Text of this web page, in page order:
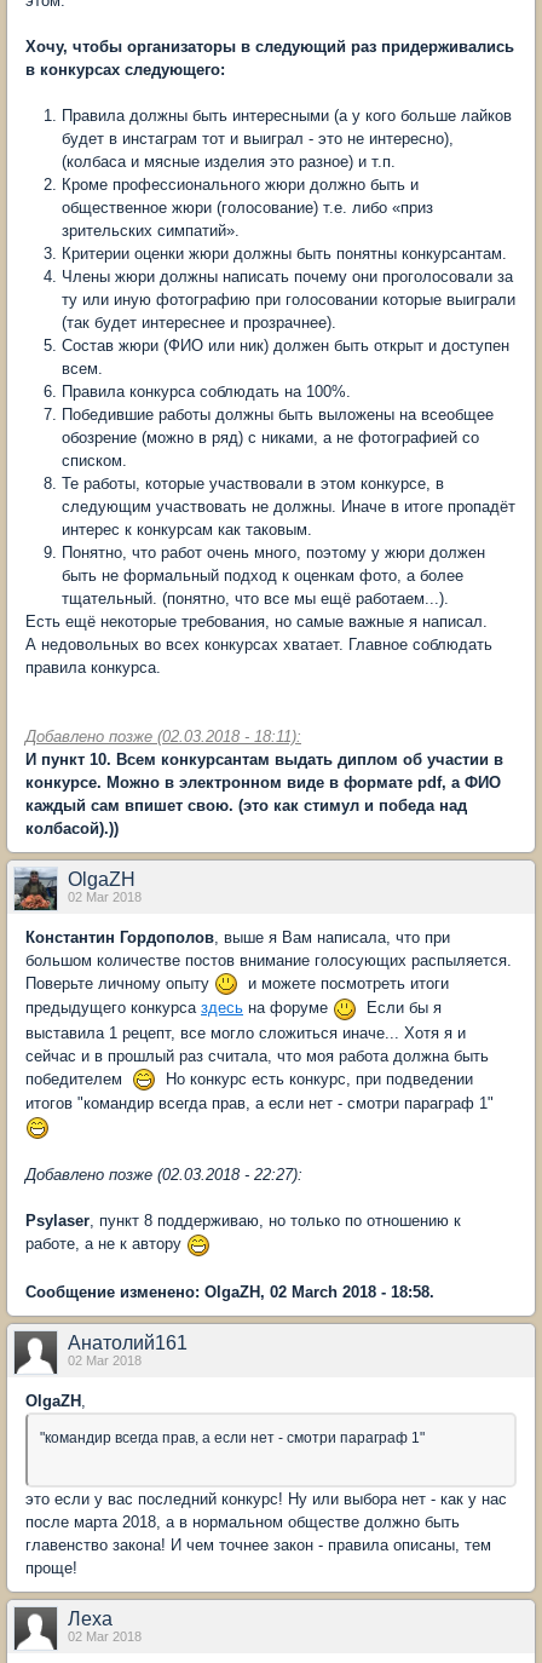
Хочу, чтобы организаторы в следующий раз придерживались
в конкурсах следующего:
Правила должны быть интересными (а у кого больше лайков
будет в инстаграм тот и выиграл - это не интересно),
(колбаса и мясные изделия это разное) и т.п.
Кроме профессионального жюри должно быть и
общественное жюри (голосование) т.е. либо «приз
зрительских симпатий».
Критерии оценки жюри должны быть понятны конкурсантам.
Члены жюри должны написать почему они проголосовали за
ту или иную фотографию при голосовании которые выиграли
(так будет интереснее и прозрачнее).
Состав жюри (ФИО или ник) должен быть открыт и доступен
всем.
Правила конкурса соблюдать на 100%.
Победившие работы должны быть выложены на всеобщее
обозрение (можно в ряд) с никами, а не фотографией со
списком.
Те работы, которые участвовали в этом конкурсе, в
следующим участвовать не должны. Иначе в итоге пропадёт
интерес к конкурсам как таковым.
Понятно, что работ очень много, поэтому у жюри должен
быть не формальный подход к оценкам фото, а более
тщательный. (понятно, что все мы ещё работаем...).
Есть ещё некоторые требования, но самые важные я написал.
А недовольных во всех конкурсах хватает. Главное соблюдать
правила конкурса.
Добавлено позже (02.03.2018 - 18:11):
И пункт 10. Всем конкурсантам выдать диплом об участии в
конкурсе. Можно в электронном виде в формате pdf, а ФИО
каждый сам впишет свою. (это как стимул и победа над
колбасой).))
OlgaZH
02 Mar 2018
Константин Гордополов , выше я Вам написала, что при
большом количестве постов внимание голосующих распыляется.
Поверьте личному опыту
и можете посмотреть итоги
предыдущего конкурса здесь на форуме
Если бы я
выставила 1 рецепт, все могло сложиться иначе... Хотя я и
сейчас и в прошлый раз считала, что моя работа должна быть
победителем
Но конкурс есть конкурс, при подведении
итогов "командир всегда прав, а если нет - смотри параграф 1"
Добавлено позже (02.03.2018 - 22:27):
Psylaser , пункт 8 поддерживаю, но только по отношению к
работе, а не к автору
Сообщение изменено: OlgaZH, 02 March 2018 - 18:58.
Анатолий161
02 Mar 2018
OlgaZH
"командир всегда прав, а если нет - смотри параграф 1"
это если у вас последний конкурс! Ну или выбора нет - как у нас
после марта 2018, а в нормальном обществе должно быть
главенство закона! И чем точнее закон - правила описаны, тем
проще!
Леха
02 Mar 2018